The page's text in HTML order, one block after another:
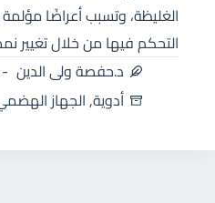
الغليظة، وتسبب أعراضًا
التحكم فيها من خلال تغيير
د.حفصة ولى الدين
أدوية,الجهاز